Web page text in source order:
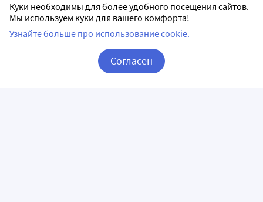
Куки необходимы для более удобного посещения сайтов.
Мы используем куки для вашего комфорта!
Узнайте больше про использование cookie.
Согласен